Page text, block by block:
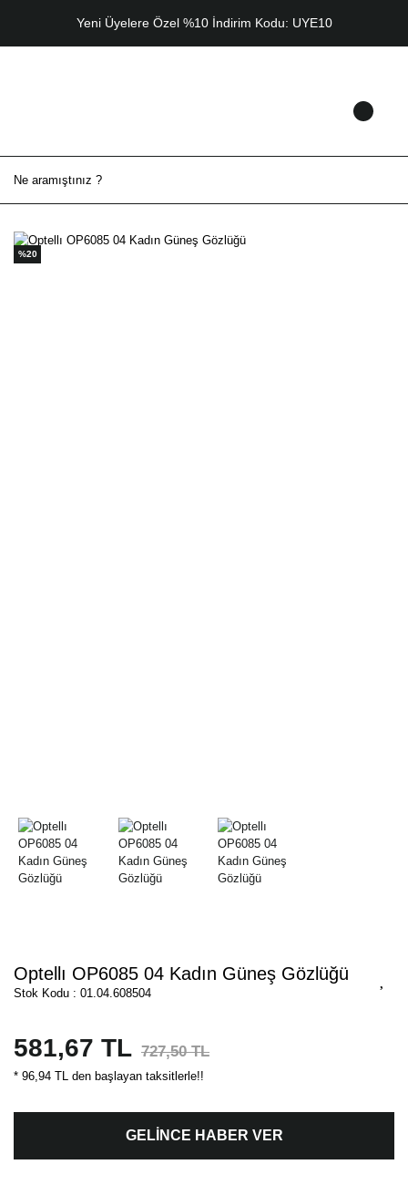
Yeni Üyelere Özel %10 İndirim Kodu: UYE10
%20
Optellı OP6085 04 Kadın Güneş Gözlüğü
Stok Kodu : 01.04.608504
581,67 TL 727,50 TL
* 96,94 TL den başlayan taksitlerle!!
GELİNCE HABER VER